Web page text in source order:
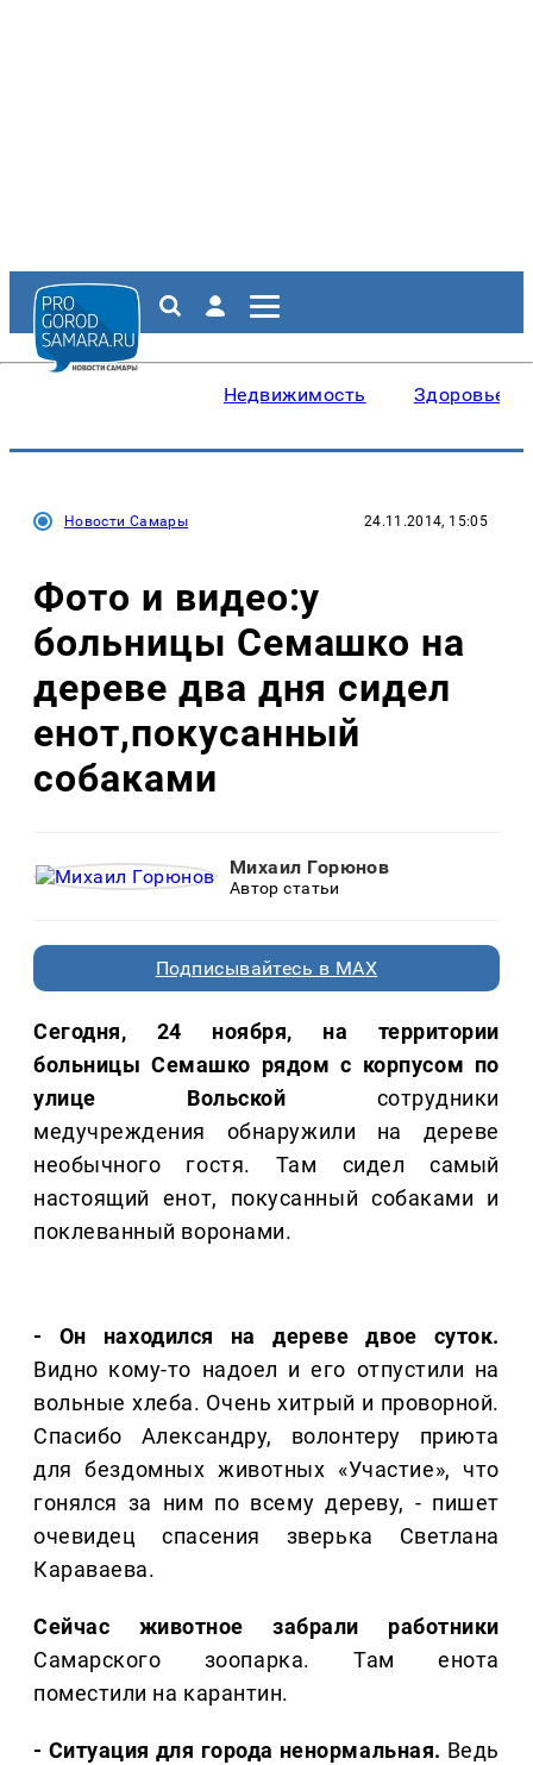
Недвижимость Здоровье
Новости Самары 24.11.2014, 15:05
Фото и видео:у
больницы Семашко на
дереве два дня сидел
енот,покусанный
собаками
Михаил Горюнов
Автор статьи
Подписывайтесь в MAX
Сегодня, 24 ноября, на территории
больницы Семашко рядом с корпусом по
улице Вольской сотрудники
медучреждения обнаружили на дереве
необычного гостя. Там сидел самый
настоящий енот, покусанный собаками и
поклеванный воронами.
- Он находился на дереве двое суток.
Видно кому-то надоел и его отпустили на
вольные хлеба. Очень хитрый и проворной.
Спасибо Александру, волонтеру приюта
для бездомных животных «Участие», что
гонялся за ним по всему дереву, - пишет
очевидец спасения зверька Светлана
Караваева.
Сейчас животное забрали работники
Самарского зоопарка. Там енота
поместили на карантин.
- Ситуация для города ненормальная. Ведь